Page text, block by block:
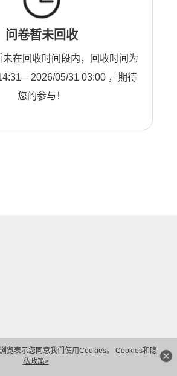
览表示您同意我们使用Cookies。 Cookies和隐
私政策>
问卷暂未回收
在回收时间段内，回收时间为
05/31 03:00 ，期待
您的参与！